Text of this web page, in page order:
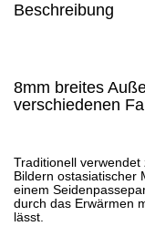
Beschreibung
8mm breites
verschiedenen
Traditionell
Bildern ostasiatischer
einem
durch das Erwärmen
lässt.